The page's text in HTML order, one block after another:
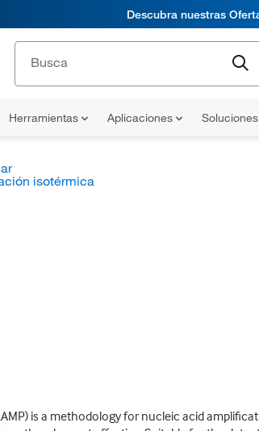
Descubra nuestras
Herramientas Aplicaciones
isotérmica
is a methodology for nucleic acid